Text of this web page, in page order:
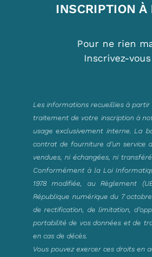
INSCRIPTION À
Pour ne rien
Inscrivez-
Les informations recueillies à
traitement de votre inscription à
usage exclusivement interne. La
contrat de fourniture d’un service
vendues, ni échangées, ni
Conformément à la Loi
1978 modifiée, au Règlement
République numérique du 7
de rectification, de limitation,
portabilité de vos données et de
en cas de décès.
Vous pouvez exercer ces droits en